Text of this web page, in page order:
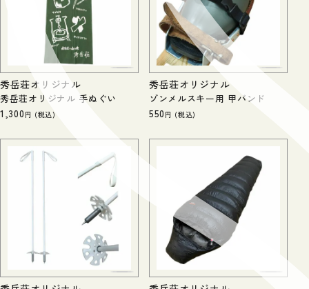
秀岳荘オリジナル
秀岳荘オリジナル 手ぬぐい
1,300 税込
秀岳荘オリジナル
ゾンメルスキー用 甲バンド
550 税込